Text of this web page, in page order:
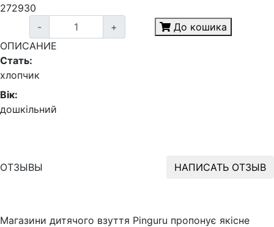
272930
-
+
До кошика
ОПИСАНИЕ
Стать:
хлопчик
Вік:
дошкільний
ОТЗЫВЫ НАПИСАТЬ ОТЗЫВ
Магазини дитячого взуття Pinguru пропонує якісне